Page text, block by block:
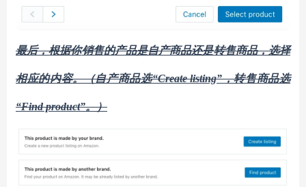
最后，根据你销售的产品是自产商品还是转售商品，选择
相应的内容。（自产商品选“Create listing”，转售商品选
“Find product”。）